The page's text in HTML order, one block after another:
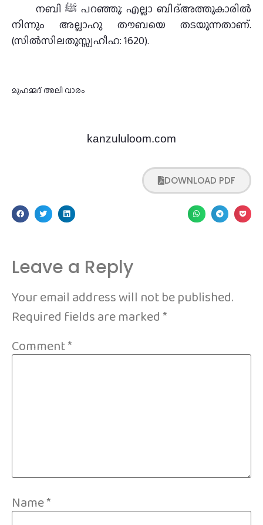
നബി ﷺ പറഞ്ഞു: എല്ലാ ബിദ്അത്തുകാരില്‍
നിന്നും അല്ലാഹു തൗബയെ തടയുന്നതാണ്.
(സില്‍സിലതുസ്സ്വഹീഹ: 1620).
മുഹമ്മദ് അലി വാരം
kanzululoom.com
DOWNLOAD PDF
Leave a Reply
Your email address will not be published.
Required fields are marked*
Comment*
Name*